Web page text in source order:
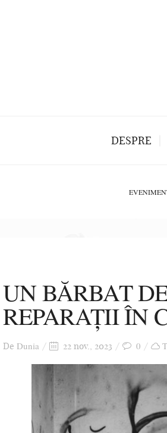
DESPRE
UN BĂRBAT
REPARAȚII ÎN
De Dunia 22 nov., 2023 0